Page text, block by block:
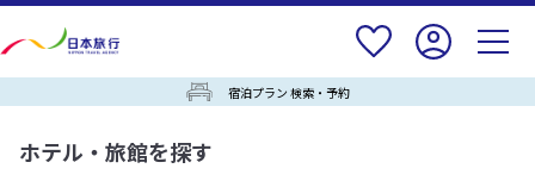
宿泊プラン 検索・予約
ホテル・旅館を探す